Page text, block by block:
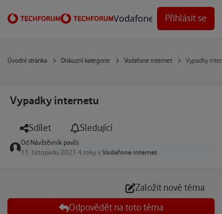
Vodafone Techforum
Přihlásit se
Úvodní stránka Diskuzní kategorie Vodafone internet Vypadky
Vypadky internetu
Sdílet Sledující
Od Návštěvník pavlli
11. listopadu 2021 4 rokyvVodafone internet
Založit nové téma
Odpovědět na toto téma